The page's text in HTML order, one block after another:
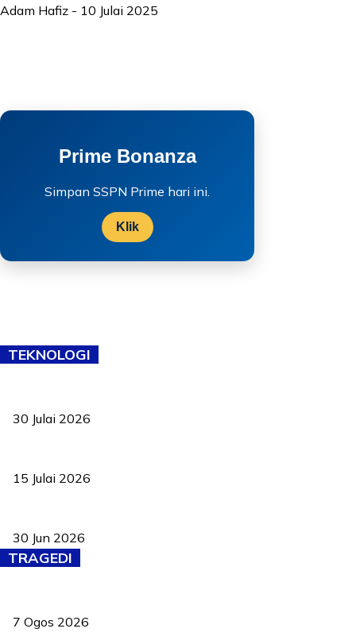
Adam Hafiz - 10 Julai 2025
Prime Bonanza
Simpan SSPN Prime hari ini.
Klik
TEKNOLOGI
30 Julai 2026
15 Julai 2026
30 Jun 2026
TRAGEDI
7 Ogos 2026